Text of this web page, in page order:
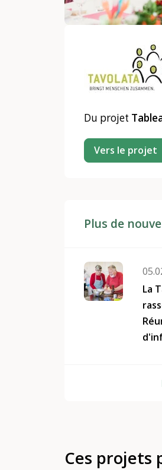
Du projet
Vers le projet
Plus de
La
Ces projets